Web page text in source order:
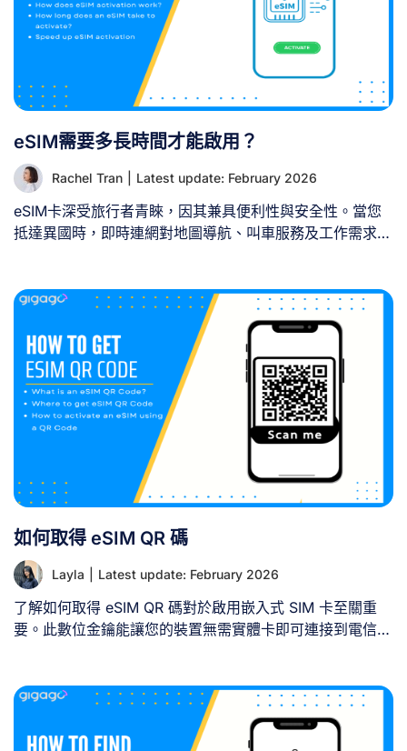
SIM卡，極為不便。 免SIM卡方案讓您能直奔行李提取處，
輕鬆離境。 2. 避開隱藏漫遊帳單 本土電信商的國際漫遊服
務可能每MB收費數美元。替代方案能助您避免帳單驚嚇。
3. 強化資安防護 若使用飯店或咖啡廳等場所的免費WiFi，
個人資料可能面臨安全風險。採用其他網路方案能提供更安
[...]
eSIM需要多長時間才能啟用？
Rachel Tran Latest update: February 2026
eSIM卡深受旅行者青睞，因其兼具便利性與安全性。當您
抵達異國時，即時連網對地圖導航、叫車服務及工作需求至
旅程。 一、eSIM 啟用如何運作？ 1. 標準 eSIM（國內使
用） 常規 eSIM 啟用流程通常包含以下步驟： 2. 旅行專用
eSIM 旅行專用eSIM流程與標準eSIM類似，但因需在境外
網路註冊配置檔，通常需額外執行幾項步驟。 購買前須
知： 安裝後步驟： 完成上述步驟後，旅行eSIM即全面啟
用，可於海外使用。 [...]
如何取得 eSIM QR 碼
Layla Latest update: February 2026
了解如何取得 eSIM QR 碼對於啟用嵌入式 SIM 卡至關重
要。此數位金鑰能讓您的裝置無需實體卡即可連接到電信商
選擇 eSIM 方案、驗證身分，並以數位或列印形式取得 QR
碼。取得後，您只需用裝置掃描此碼即可完成啟用程序。
一、何謂 eSIM [...]